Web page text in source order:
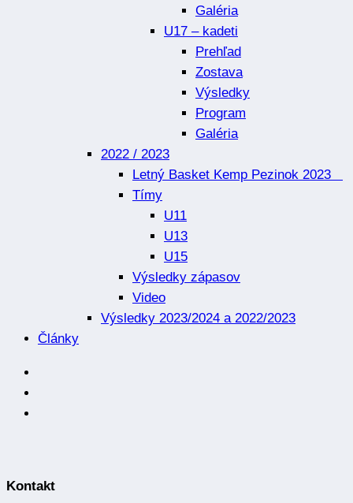
Galéria
U17 – kadeti
Prehľad
Zostava
Výsledky
Program
Galéria
2022 / 2023
Letný Basket Kemp Pezinok 2023
Tímy
U11
U13
U15
Výsledky zápasov
Video
Výsledky 2023/2024 a 2022/2023
Články
Kontakt